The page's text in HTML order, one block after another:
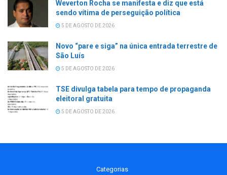
Weverton Rocha se manifesta e diz que está
sendo vítima de perseguição política
5 DE AGOSTO DE 2026
Novo “pare e siga” na única entrada terrestre de
São Luís
5 DE AGOSTO DE 2026
TSE divulga tabela para tempo de propaganda
eleitoral gratuita
5 DE AGOSTO DE 2026
Categorias